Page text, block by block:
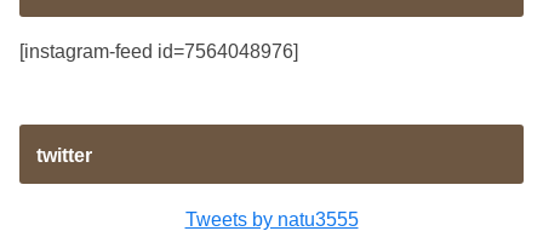
[instagram-feed id=7564048976]
twitter
Tweets by natu3555